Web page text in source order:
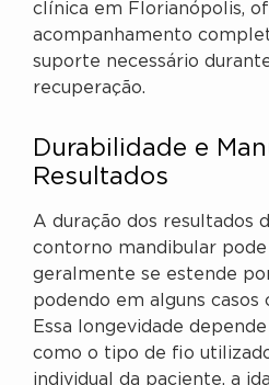
clínica em Florianópolis,
acompanhamento
suporte necessário
recuperação.
Durabilidade e
Resultados
A duração dos resultados
contorno mandibular pode
geralmente se estende por
podendo em alguns casos
Essa longevidade
como o tipo de fio
individual da paciente, a